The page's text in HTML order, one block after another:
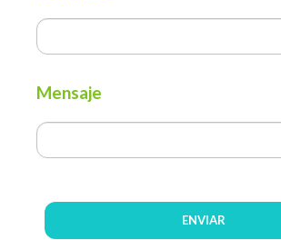
Mensaje